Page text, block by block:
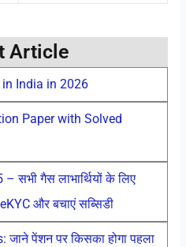
Article
in India in 2026
Paper with Solved
सभी गैस लाभार्थियों के लिए
और बचाएं सब्सिडी
पेंशन पर किसका होगा पहला